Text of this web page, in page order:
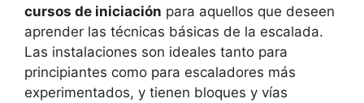
cursos de iniciación para aquellos que deseen
aprender las técnicas básicas de la escalada.
Las instalaciones son ideales tanto para
principiantes como para escaladores más
experimentados, y tienen bloques y vías